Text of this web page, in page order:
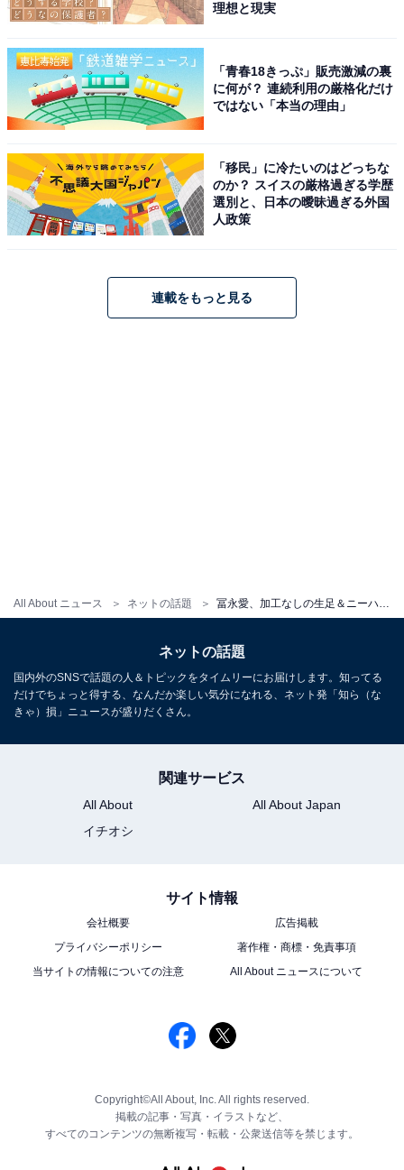
All About ニュース ネットの話題
理想と現実
「青春18きっぷ」販売激減の裏
に何が？ 連続利用の厳格化だけ
ではない「本当の理由」
「移民」に冷たいのはどっちな
のか？ スイスの厳格過ぎる学歴
選別と、日本の曖昧過ぎる外国
人政策
連載をもっと見る
ネットの話題
国内外のSNSで話題の人＆トピックをタイムリーにお届けします。知ってる
だけでちょっと得する、なんだか楽しい気分になれる、ネット発「知ら（な
きゃ）損」ニュースが盛りだくさん。
関連サービス
All About
All About Japan
イチオシ
サイト情報
会社概要
広告掲載
プライバシーポリシー
著作権・商標・免責事項
当サイトの情報についての注意
All About ニュースについて
Copyright©All About, Inc. All rights reserved.
掲載の記事・写真・イラストなど、
すべてのコンテンツの無断複写・転載・公衆送信等を禁じます。